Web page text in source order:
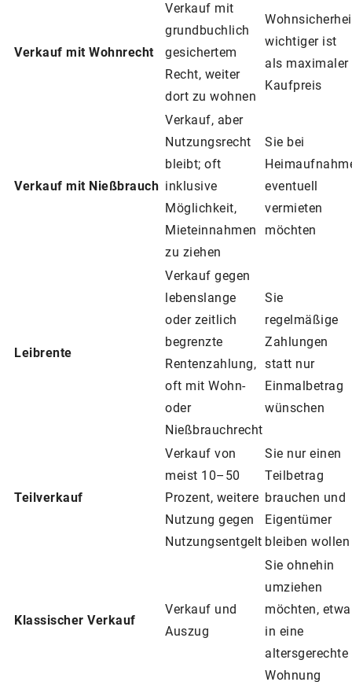
Verkauf mit Wohnrecht
Verkauf mit
grundbuchlich
gesichertem
Recht, weiter
dort zu wohnen
wichtiger ist
als maximaler
Kaufpreis
Verkauf mit Nießbrauch
Verkauf, aber
Nutzungsrecht
bleibt; oft
inklusive
Möglichkeit,
Mieteinnahmen
zu ziehen
Sie bei
eventuell
vermieten
möchten
Leibrente
Verkauf gegen
lebenslange
oder zeitlich
begrenzte
Rentenzahlung,
oft mit Wohn-
oder
Nießbrauchrecht
Sie
regelmäßige
Zahlungen
statt nur
Einmalbetrag
wünschen
Teilverkauf
Verkauf von
meist 10–50
Prozent, weitere
Nutzung gegen
Nutzungsentgelt
Sie nur einen
Teilbetrag
brauchen und
Eigentümer
bleiben wollen
Klassischer Verkauf
Verkauf und
Auszug
Sie ohnehin
umziehen
möchten, etwa
in eine
altersgerechte
Wohnung